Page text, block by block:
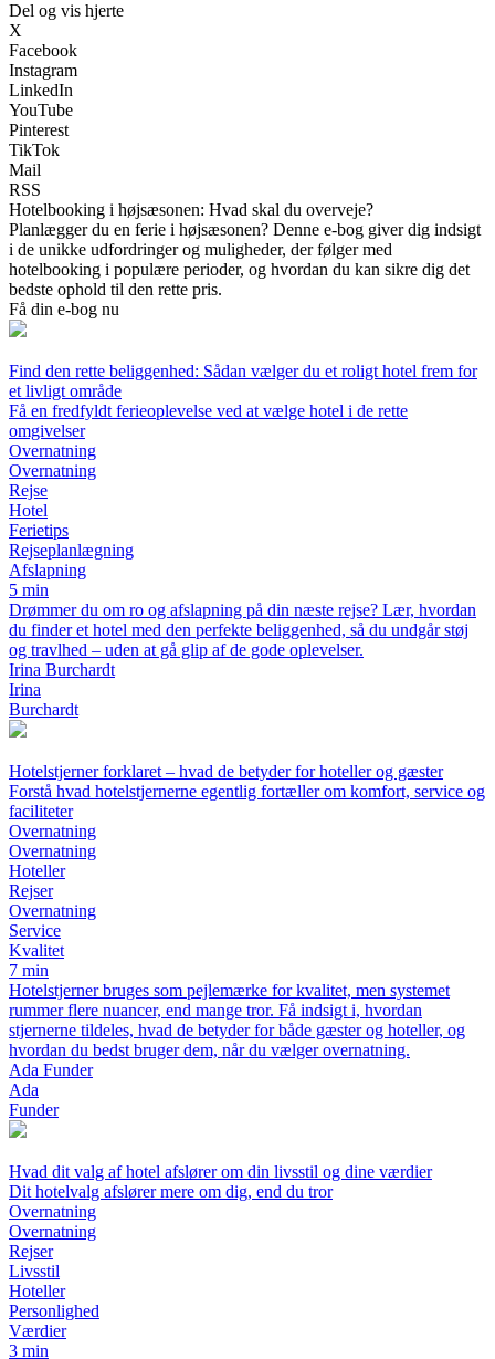
Del og vis hjerte
X
Facebook
Instagram
LinkedIn
YouTube
Pinterest
TikTok
Mail
RSS
Hotelbooking i højsæsonen: Hvad skal du overveje?
Planlægger du en ferie i højsæsonen? Denne e-bog giver dig indsigt
i de unikke udfordringer og muligheder, der følger med
hotelbooking i populære perioder, og hvordan du kan sikre dig det
bedste ophold til den rette pris.
Få din e-bog nu
Find den rette beliggenhed: Sådan vælger du et roligt hotel frem for
et livligt område
Få en fredfyldt ferieoplevelse ved at vælge hotel i de rette
omgivelser
Overnatning
Overnatning
Rejse
Hotel
Ferietips
Rejseplanlægning
Afslapning
5 min
Drømmer du om ro og afslapning på din næste rejse? Lær, hvordan
du finder et hotel med den perfekte beliggenhed, så du undgår støj
og travlhed – uden at gå glip af de gode oplevelser.
Irina Burchardt
Irina
Burchardt
Hotelstjerner forklaret – hvad de betyder for hoteller og gæster
Forstå hvad hotelstjernerne egentlig fortæller om komfort, service og
faciliteter
Overnatning
Overnatning
Hoteller
Rejser
Overnatning
Service
Kvalitet
7 min
Hotelstjerner bruges som pejlemærke for kvalitet, men systemet
rummer flere nuancer, end mange tror. Få indsigt i, hvordan
stjernerne tildeles, hvad de betyder for både gæster og hoteller, og
hvordan du bedst bruger dem, når du vælger overnatning.
Ada Funder
Ada
Funder
Hvad dit valg af hotel afslører om din livsstil og dine værdier
Dit hotelvalg afslører mere om dig, end du tror
Overnatning
Overnatning
Rejser
Livsstil
Hoteller
Personlighed
Værdier
3 min